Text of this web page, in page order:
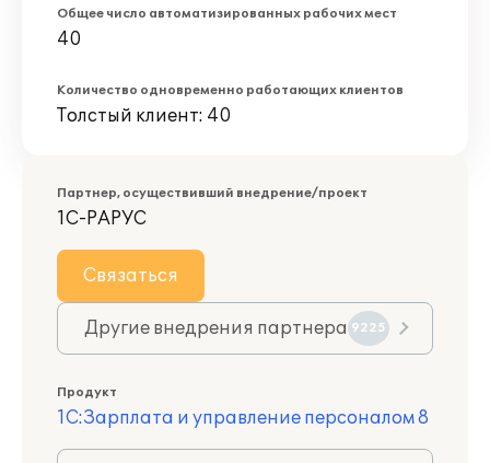
Общее число автоматизированных рабочих мест
40
Количество одновременно работающих клиентов
Толстый клиент: 40
Партнер, осуществивший внедрение/проект
1С-РАРУС
Связаться
Другие внедрения партнера 9225
Продукт
1С:Зарплата и управление персоналом 8